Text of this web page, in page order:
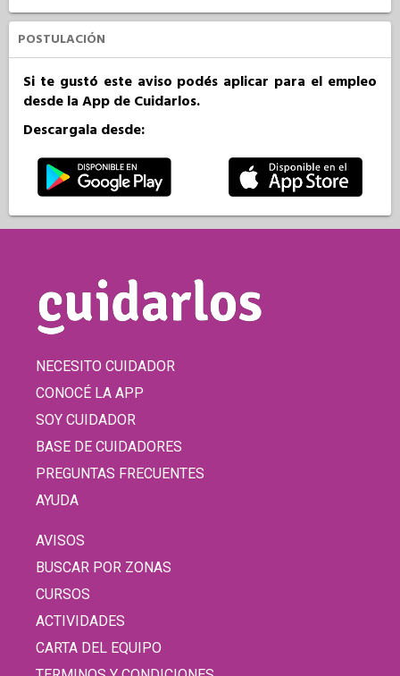
POSTULACIÓN
Si te gustó este aviso podés aplicar para el empleo
desde la App de Cuidarlos.
Descargala desde:
NECESITO CUIDADOR
CONOCÉ LA APP
SOY CUIDADOR
BASE DE CUIDADORES
PREGUNTAS FRECUENTES
AYUDA
AVISOS
BUSCAR POR ZONAS
CURSOS
ACTIVIDADES
CARTA DEL EQUIPO